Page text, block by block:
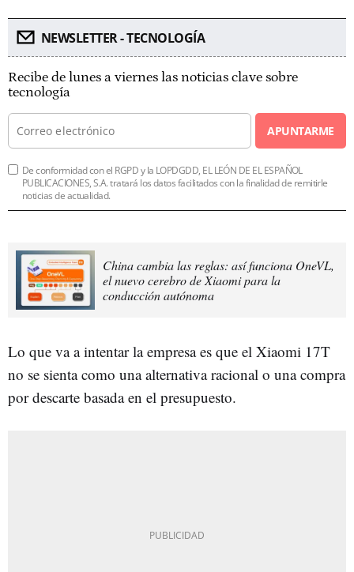
NEWSLETTER - TECNOLOGÍA
Recibe de lunes a viernes las noticias clave sobre
tecnología
APUNTARME
De conformidad con el RGPD y la LOPDGDD, EL LEÓN DE EL ESPAÑOL
PUBLICACIONES, S.A. tratará los datos facilitados con la finalidad de remitirle
noticias de actualidad.
China cambia las reglas: así funciona OneVL,
el nuevo cerebro de Xiaomi para la
conducción autónoma
Lo que va a intentar la empresa es que el Xiaomi 17T
no se sienta como una alternativa racional o una compra
por descarte basada en el presupuesto.